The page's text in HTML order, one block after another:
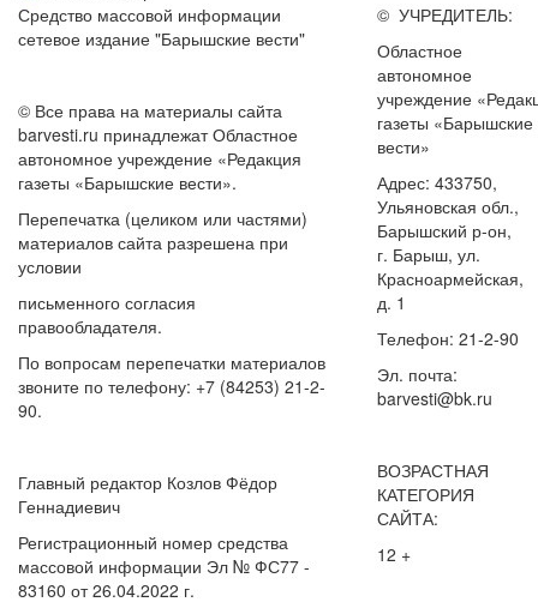
Средство массовой информации
сетевое издание "Барышские вести"
© Все права на материалы сайта
barvesti.ru принадлежат Областное
автономное учреждение «Редакция
газеты «Барышские вести».
Перепечатка (целиком или частями)
материалов сайта разрешена при
условии
письменного согласия
правообладателя.
По вопросам перепечатки материалов
звоните по телефону: +7 (84253) 21-2-
90.
Главный редактор Козлов Фёдор
Геннадиевич
Регистрационный номер средства
массовой информации Эл № ФС77 -
83160 от 26.04.2022 г.
© УЧРЕДИТЕЛЬ:
Областное
автономное
учреждение
газеты «Барышские
вести»
Адрес: 433750,
Ульяновская обл.,
Барышский р-он,
г. Барыш, ул.
Красноармейская,
д. 1
Телефон: 21-2-90
Эл. почта:
barvesti@bk.ru
ВОЗРАСТНАЯ
КАТЕГОРИЯ
САЙТА:
12 +